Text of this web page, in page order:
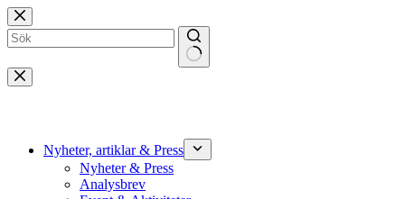
Hoppa
till
innehåll
Inga
resultat
Nyheter, artiklar & Press
Nyheter & Press
Analysbrev